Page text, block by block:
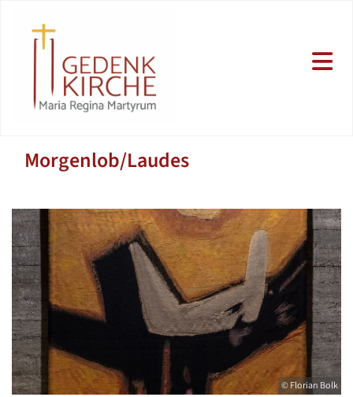
Morgenlob/Laudes
© Florian Bolk